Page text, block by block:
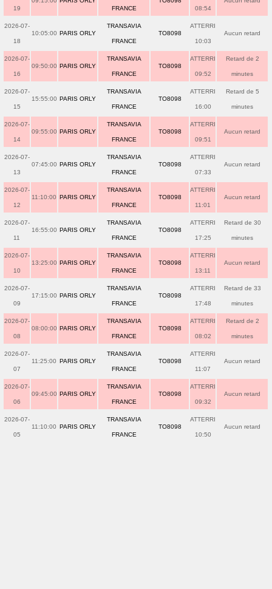
19 FRANCE 08:54
2026-07-
18
10:05:00 PARIS ORLY
TRANSAVIA
FRANCE
TO8098
ATTERRI
10:03
Aucun retard
2026-07-
16
09:50:00 PARIS ORLY
TRANSAVIA
FRANCE
TO8098
ATTERRI
09:52
Retard de 2
minutes
2026-07-
15
15:55:00 PARIS ORLY
TRANSAVIA
FRANCE
TO8098
ATTERRI
16:00
Retard de 5
minutes
2026-07-
14
09:55:00 PARIS ORLY
TRANSAVIA
FRANCE
TO8098
ATTERRI
09:51
Aucun retard
2026-07-
13
07:45:00 PARIS ORLY
TRANSAVIA
FRANCE
TO8098
ATTERRI
07:33
Aucun retard
2026-07-
12
11:10:00 PARIS ORLY
TRANSAVIA
FRANCE
TO8098
ATTERRI
11:01
Aucun retard
2026-07-
11
16:55:00 PARIS ORLY
TRANSAVIA
FRANCE
TO8098
ATTERRI
17:25
Retard de 30
minutes
2026-07-
10
13:25:00 PARIS ORLY
TRANSAVIA
FRANCE
TO8098
ATTERRI
13:11
Aucun retard
2026-07-
09
17:15:00 PARIS ORLY
TRANSAVIA
FRANCE
TO8098
ATTERRI
17:48
Retard de 33
minutes
2026-07-
08
08:00:00 PARIS ORLY
TRANSAVIA
FRANCE
TO8098
ATTERRI
08:02
Retard de 2
minutes
2026-07-
07
11:25:00 PARIS ORLY
TRANSAVIA
FRANCE
TO8098
ATTERRI
11:07
Aucun retard
2026-07-
06
09:45:00 PARIS ORLY
TRANSAVIA
FRANCE
TO8098
ATTERRI
09:32
Aucun retard
2026-07-
05
11:10:00 PARIS ORLY
TRANSAVIA
FRANCE
TO8098
ATTERRI
10:50
Aucun retard